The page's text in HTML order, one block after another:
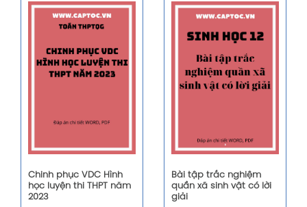
Chinh phục VDC Hình
học luyện thi THPT năm
2023
Bài tập trắc nghiệm
quần xã sinh vật có lời
giải